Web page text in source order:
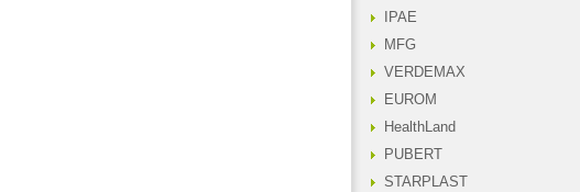
IPAE
MFG
VERDEMAX
EUROM
HealthLand
PUBERT
STARPLAST